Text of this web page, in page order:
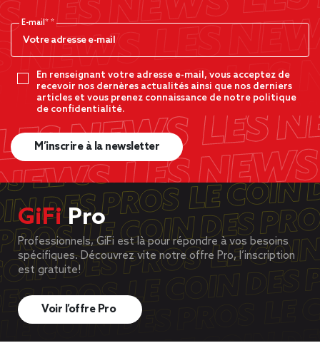
E-mail*
En renseignant votre adresse e-mail, vous acceptez de
recevoir nos dernères actualités ainsi que nos derniers
articles et vous prenez connaissance de notre politique
de confidentialité.
M’inscrire à la newsletter
GiFiPro
Professionnels, GiFi est là pour répondre à vos besoins
spécifiques. Découvrez vite notre offre Pro, l’inscription
est gratuite!
Voir l’offre Pro